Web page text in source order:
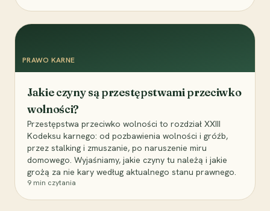
PRAWO KARNE
Jakie czyny są przestępstwami przeciwko
wolności?
Przestępstwa przeciwko wolności to rozdział XXIII
Kodeksu karnego: od pozbawienia wolności i gróźb,
przez stalking i zmuszanie, po naruszenie miru
domowego. Wyjaśniamy, jakie czyny tu należą i jakie
grożą za nie kary według aktualnego stanu prawnego.
9 min czytania